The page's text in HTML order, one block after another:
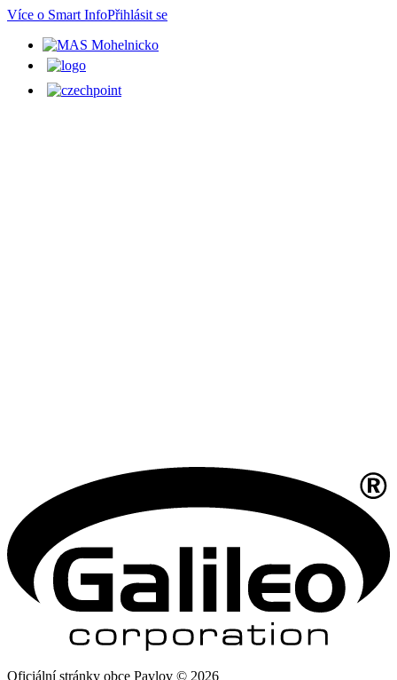
Více o Smart InfoPřihlásit se
Oficiální stránky obce Pavlov © 2026